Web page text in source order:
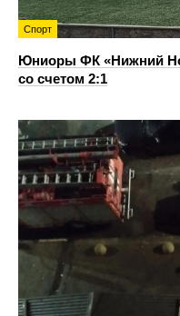
Спорт
Юниоры ФК «Нижний
со счетом 2:1